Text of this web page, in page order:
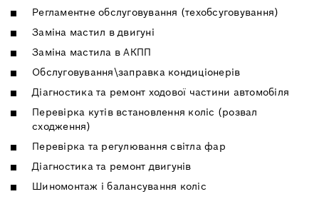
Регламентне обслуговування (техобсуговування)
Заміна мастил в двигуні
Заміна мастила в АКПП
Обслуговування\заправка кондиціонерів
Діагностика та ремонт ходової частини автомобіля
Перевірка кутів встановлення коліс (розвал
сходження)
Перевірка та регулювання світла фар
Діагностика та ремонт двигунів
Шиномонтаж і балансування коліс